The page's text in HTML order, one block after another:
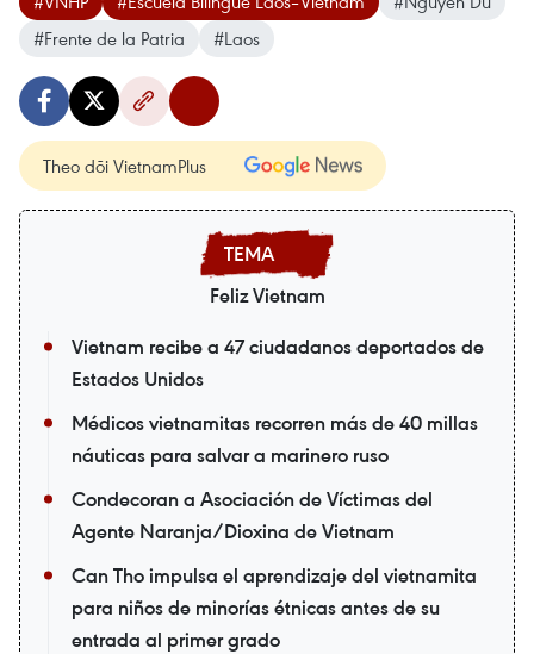
#Frente de la Patria
#Laos
Theo dõi VietnamPlus
Feliz Vietnam
Vietnam recibe a 47 ciudadanos deportados de
Estados Unidos
Médicos vietnamitas recorren más de 40 millas
náuticas para salvar a marinero ruso
Condecoran a Asociación de Víctimas del
Agente Naranja/Dioxina de Vietnam
Can Tho impulsa el aprendizaje del vietnamita
para niños de minorías étnicas antes de su
entrada al primer grado